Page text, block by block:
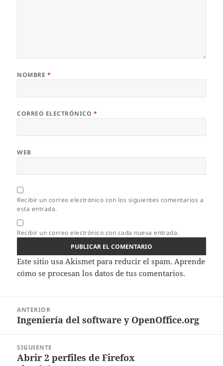
NOMBRE *
CORREO ELECTRÓNICO *
WEB
Recibir un correo electrónico con los siguientes comentarios a
esta entrada.
Recibir un correo electrónico con cada nueva entrada.
Este sitio usa Akismet para reducir el spam.Aprende
cómo se procesan los datos de tus comentarios.
entradas
ANTERIOR
Entrada
Ingeniería del software y OpenOffice.org
SIGUIENTE
Entrada
Abrir 2 perfiles de Firefox